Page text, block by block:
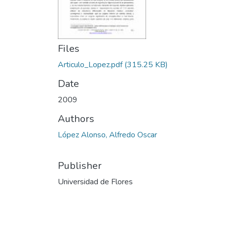
Files
Articulo_Lopez.pdf(315.25 KB)
Date
2009
Authors
López Alonso, Alfredo Oscar
Publisher
Universidad de Flores